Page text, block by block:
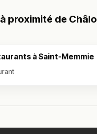
proximité de
à Saint-Memmie